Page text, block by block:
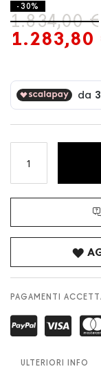
1.283,80
1.834,00 €
- 30%
PAGAMENTI
ULTERIORI INFO